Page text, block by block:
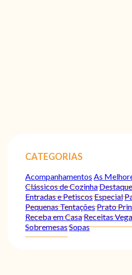
CATEGORIAS
Acompanhamentos As
Clássicos de CozinhaDestaque
Entradas e PetiscosEspecial
Pequenas TentaçõesPrato
Receba em CasaReceitas
SobremesasSopas